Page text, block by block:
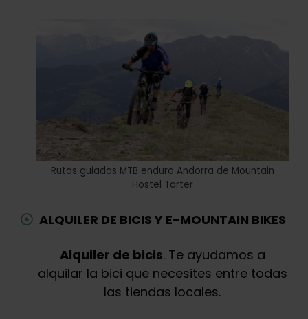
Rutas guiadas MTB enduro Andorra de Mountain
Hostel Tarter
ALQUILER DE BICIS Y E-MOUNTAIN BIKES
Alquiler de bicis. Te ayudamos a
alquilar la bici que necesites entre todas
las tiendas locales.